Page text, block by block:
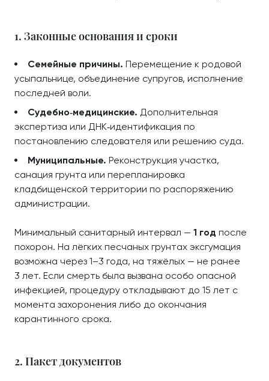
1. Законные основания и сроки
Семейные причины. Перемещение к родовой
усыпальнице, объединение супругов, исполнение
последней воли.
Судебно‑медицинские. Дополнительная
экспертиза или ДНК‑идентификация по
постановлению следователя или решению суда.
Муниципальные. Реконструкция участка,
санация грунта или перепланировка
кладбищенской территории по распоряжению
администрации.
Минимальный санитарный интервал — 1 год после
похорон. На лёгких песчаных грунтах эксгумация
возможна через 1–3 года, на тяжёлых — не ранее
3 лет. Если смерть была вызвана особо опасной
инфекцией, процедуру откладывают до 15 лет с
момента захоронения либо до окончания
карантинного срока.
2. Пакет документов